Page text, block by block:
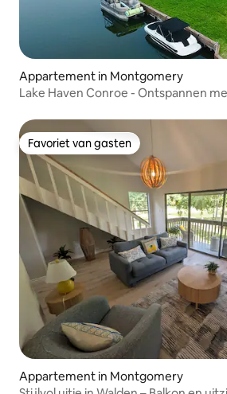
Appartement in Montgomery
Lake Haven Conroe - Ontspannen
Favoriet van gasten
Favoriet van gasten
Appartement in Montgomery